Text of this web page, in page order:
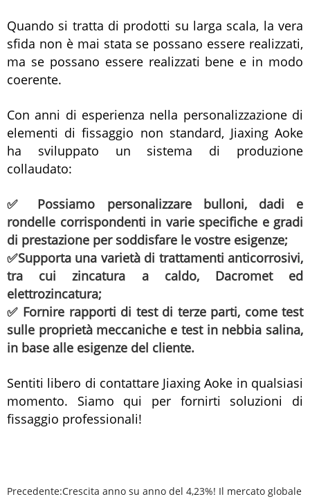
Quando si tratta di prodotti su larga scala, la vera
sfida non è mai stata se possano essere realizzati,
ma se possano essere realizzati bene e in modo
coerente.
Con anni di esperienza nella personalizzazione di
elementi di fissaggio non standard, Jiaxing Aoke
ha sviluppato un sistema di produzione
collaudato:
✅ Possiamo personalizzare bulloni, dadi e
rondelle corrispondenti in varie specifiche e gradi
di prestazione per soddisfare le vostre esigenze;
✅Supporta una varietà di trattamenti anticorrosivi,
tra cui zincatura a caldo, Dacromet ed
elettrozincatura;
✅ Fornire rapporti di test di terze parti, come test
sulle proprietà meccaniche e test in nebbia salina,
in base alle esigenze del cliente.
Sentiti libero di contattare Jiaxing Aoke in qualsiasi
momento. Siamo qui per fornirti soluzioni di
fissaggio professionali!
Precedente:Crescita anno su anno del 4,23%! Il mercato globale